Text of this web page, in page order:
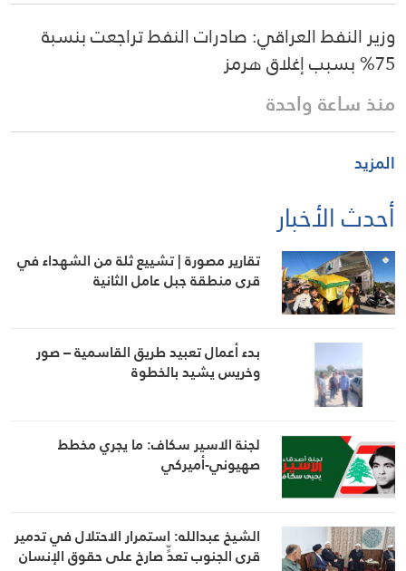
وزير النفط العراقي: صادرات النفط تراجعت بنسبة
75% بسبب إغلاق هرمز
منذ ساعة واحدة
المزيد
أحدث الأخبار
تقارير مصورة | تشييع ثلة من الشهداء في
قرى منطقة جبل عامل الثانية
بدء أعمال تعبيد طريق القاسمية – صور
وخريس يشيد بالخطوة
لجنة الاسير سكاف: ما يجري مخطط
صهيوني-أميركي
الشيخ عبدالله: استمرار الاحتلال في تدمير
قرى الجنوب تعدٍّ صارخ على حقوق الإنسان